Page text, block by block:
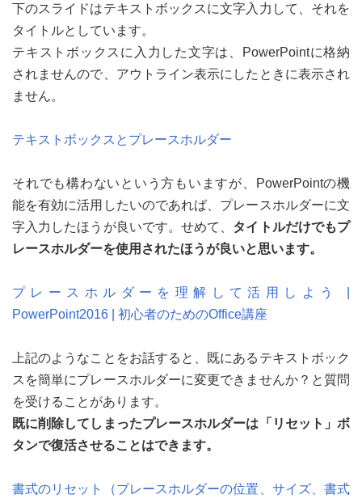
下のスライドはテキストボックスに文字入力して、それを
タイトルとしています。
テキストボックスに入力した文字は、PowerPointに格納
されませんので、アウトライン表示にしたときに表示され
ません。
テキストボックスとプレースホルダー
それでも構わないという方もいますが、PowerPointの機
能を有効に活用したいのであれば、プレースホルダーに文
字入力したほうが良いです。せめて、 タイトルだけでもプ
レースホルダーを使用されたほうが良いと思います。
プレースホルダーを理解して活用しよう |
PowerPoint2016 | 初心者のためのOffice講座
上記のようなことをお話すると、既にあるテキストボック
スを簡単にプレースホルダーに変更できませんか？と質問
を受けることがあります。
既に削除してしまったプレースホルダーは「リセット」ボ
タンで復活させることはできます。
書式のリセット（プレースホルダーの位置、サイズ、書式